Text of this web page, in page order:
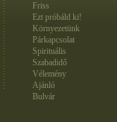
Friss
Ezt próbáld ki!
Környezetünk
Párkapcsolat
Spirituális
Szabadidő
Vélemény
Ajánló
Bulvár